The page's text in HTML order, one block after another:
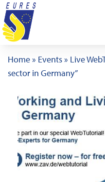
Ga naar de inhoud
Home» Events» Live
sector in Germany”